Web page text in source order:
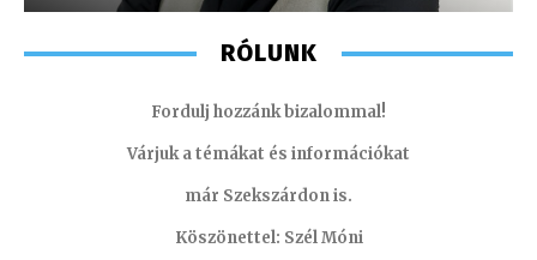
RÓLUNK
Fordulj hozzánk bizalommal!
Várjuk a témákat és információkat
már Szekszárdon is.
Köszönettel: Szél Móni